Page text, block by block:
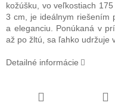
kožúšku, vo veľkostiach
3 cm, je ideálnym riešením
a eleganciu. Ponúkaná v
až po žltú, sa ľahko udržuje
Detailné informácie